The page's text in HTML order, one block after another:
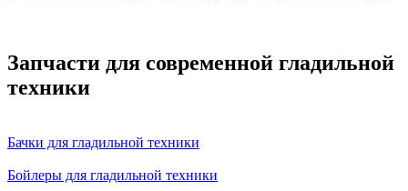
Запчасти для современной гладильной
техники
Бачки для гладильной техники
Бойлеры для гладильной техники